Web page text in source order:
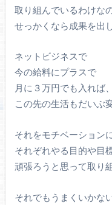
取り組んでいるわけなの
せっかくなら成果を出
ネットビジネスで
今の給料にプラスで
月に３万円でも入れば、
この先の生活もだいぶ
それをモチベーションに
それぞれやる目的や目
頑張ろうと思って取り
それでもうまくいかな